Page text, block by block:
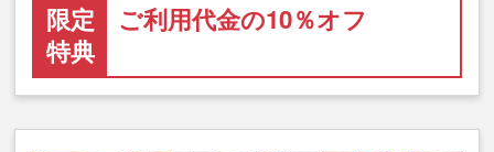
限定
特典
ご利用代金の10％オフ